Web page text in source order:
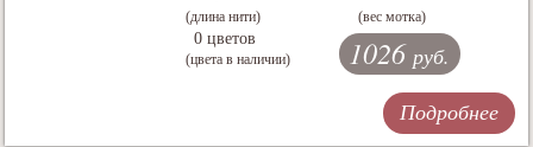
(длина нити) (вес мотка)
0 цветов
(цвета в наличии) 1026 руб.
Подробнее